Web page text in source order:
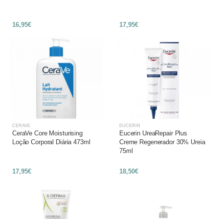
16,95€ 17,95€
CERAVE
CeraVe Core Moisturising
Loção Corporal Diária 473ml
17,95€
EUCERIN
Eucerin UreaRepair Plus
Creme Regenerador 30% Ureia
75ml
18,50€